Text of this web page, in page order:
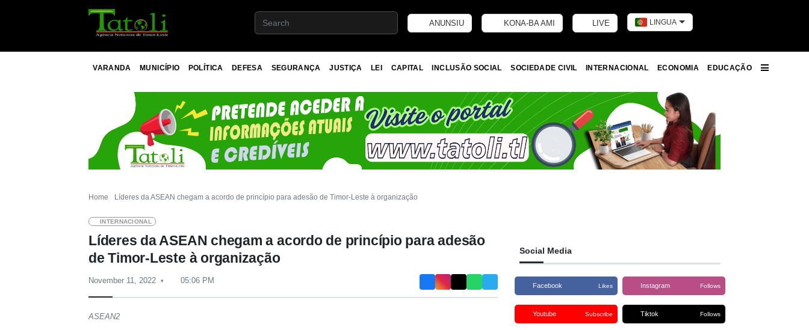
ANUNSIU KONA-BA AMI LIVE LINGUA
VARANDA MUNICÍPIO POLÍTICA DEFESA SEGURANÇA JUSTIÇA LEI CAPITAL INCLUSÃO SOCIAL SOCIEDADE CIVIL INTERNACIONAL ECONOMIA
EDUCAÇÃO
Home Líderes da ASEAN chegam a acordo de princípio para adesão de Timor-Leste à organização
INTERNACIONAL
Líderes da ASEAN chegam a acordo de princípio para adesão
de Timor-Leste à organização
November 11, 2022 05:06 PM
ASEAN2
Social Media
Facebook Likes Instagram Follows
Youtube Subscribe Tiktok Follows